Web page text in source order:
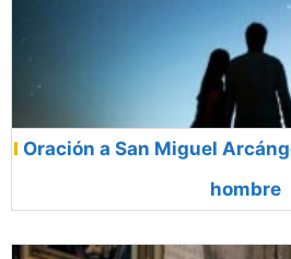
Oración a San Miguel
hombre